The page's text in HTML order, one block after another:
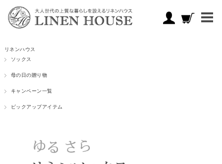
リネンハウス
ソックス
母の日の贈り物
キャンペーン一覧
ピックアップアイテム